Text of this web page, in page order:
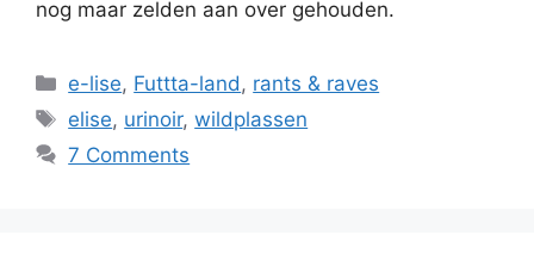
nog maar zelden aan over gehouden.
Categories
e-lise, Futtta-land , rants & raves
Tags
elise, urinoir,wildplassen
7 Comments